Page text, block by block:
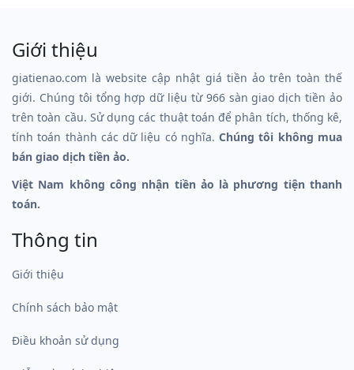
Giới thiệu
giatienao.com là website cập nhật giá tiền ảo trên toàn thế
giới. Chúng tôi tổng hợp dữ liệu từ 966 sàn giao dịch tiền ảo
trên toàn cầu. Sử dụng các thuật toán để phân tích, thống kê,
tính toán thành các dữ liệu có nghĩa.Chúng tôi không mua
bán giao dịch tiền ảo.
Việt Nam không công nhận tiền ảo là phương tiện thanh
toán.
Thông tin
Giới thiệu
Chính sách bảo mật
Điều khoản sử dụng